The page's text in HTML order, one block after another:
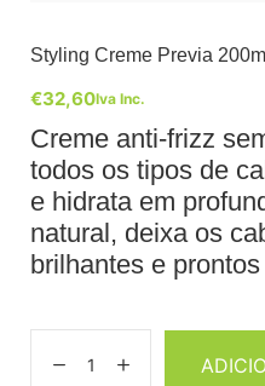
Styling Creme Previa 200ml
€32,60Iva Inc.
Creme anti-frizz
todos os tipos de
e hidrata em
natural, deixa os
brilhantes e